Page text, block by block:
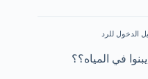
الدخول للرد
في المياه؟؟